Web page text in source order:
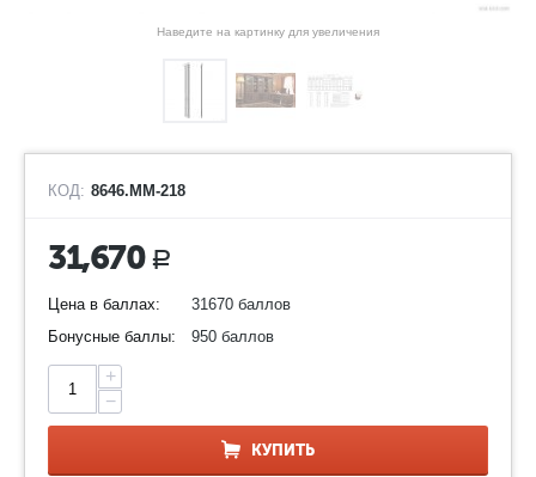
Наведите на картинку для увеличения
КОД: 8646.ММ-218
31,670 Р
Цена в баллах:
31670 баллов
Бонусные баллы:
950 баллов
+
−
КУПИТЬ